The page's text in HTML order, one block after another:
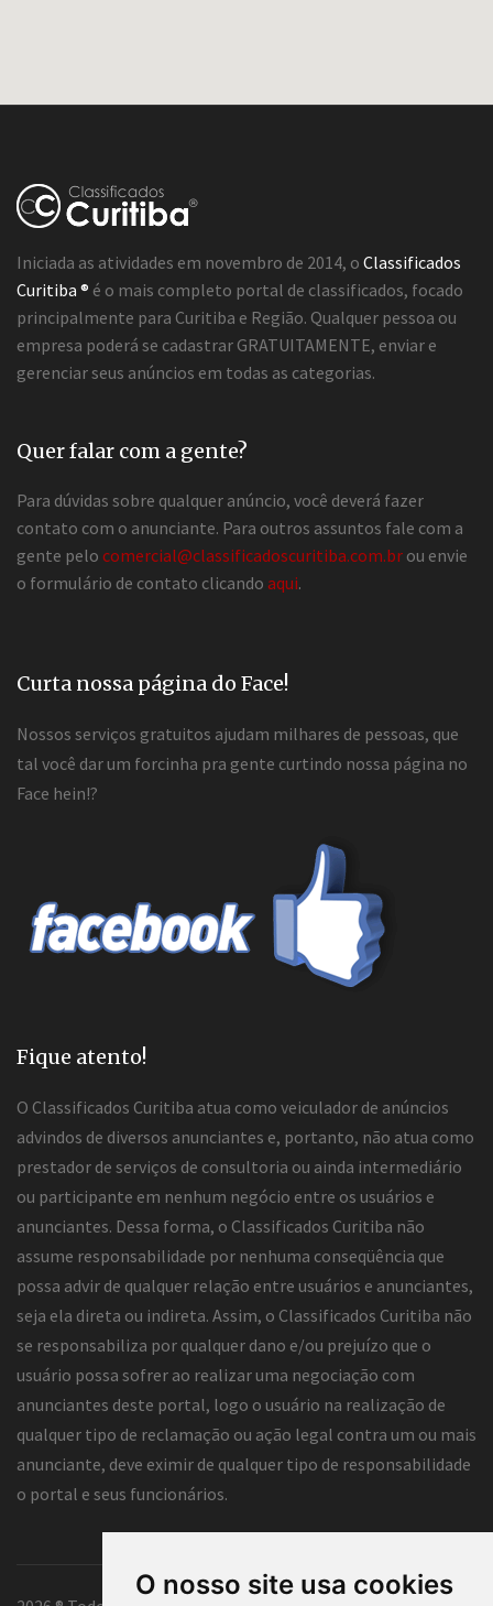
O nosso site usa cookies
Iniciada as atividades em novembro de 2014, o Classificados
Curitiba ® é o mais completo portal de classificados, focado
principalmente para Curitiba e Região. Qualquer pessoa ou
empresa poderá se cadastrar GRATUITAMENTE, enviar e
gerenciar seus anúncios em todas as categorias.
Quer falar com a gente?
Para dúvidas sobre qualquer anúncio, você deverá fazer
contato com o anunciante. Para outros assuntos fale com a
gente pelo comercial@classificadoscuritiba.com.br ou envie
o formulário de contato clicando aqui.
Curta nossa página do Face!
Nossos serviços gratuitos ajudam milhares de pessoas, que
tal você dar um forcinha pra gente curtindo nossa página no
Face hein!?
Fique atento!
O Classificados Curitiba atua como veiculador de anúncios
advindos de diversos anunciantes e, portanto, não atua como
prestador de serviços de consultoria ou ainda intermediário
ou participante em nenhum negócio entre os usuários e
anunciantes. Dessa forma, o Classificados Curitiba não
assume responsabilidade por nenhuma conseqüência que
possa advir de qualquer relação entre usuários e anunciantes,
seja ela direta ou indireta. Assim, o Classificados Curitiba não
se responsabiliza por qualquer dano e/ou prejuízo que o
usuário possa sofrer ao realizar uma negociação com
anunciantes deste portal, logo o usuário na realização de
qualquer tipo de reclamação ou ação legal contra um ou mais
anunciante, deve eximir de qualquer tipo de responsabilidade
o portal e seus funcionários.